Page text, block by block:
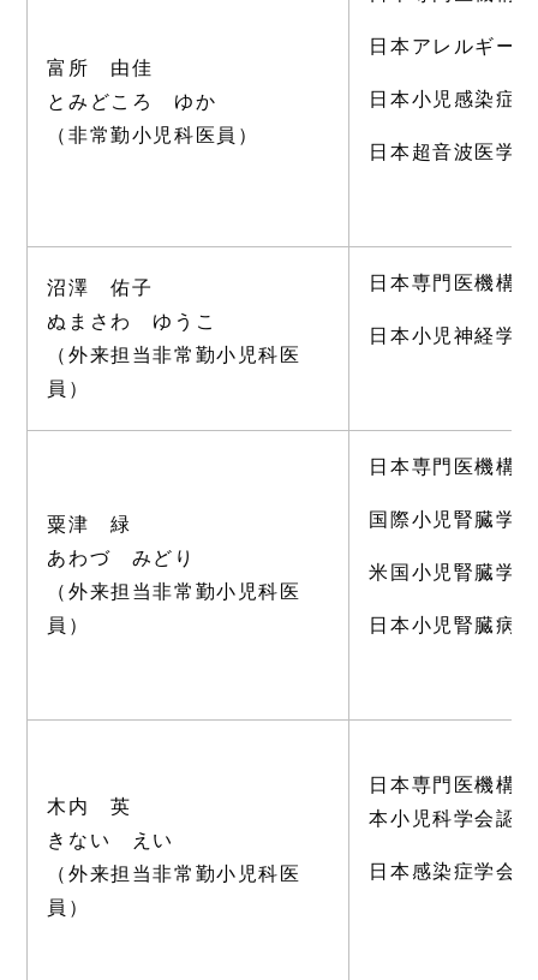
富所 由佳
とみどころ ゆか
（非常勤小児科医員）
日本アレルギー
日本小児感染症
日本超音波医学
沼澤 佑子
ぬまさわ ゆうこ
（外来担当非常勤小児科医
員）
日本専門医機構
日本小児神経学
粟津 緑
あわづ みどり
（外来担当非常勤小児科医
員）
日本専門医機構
国際小児腎臓学
米国小児腎臓学
日本小児腎臓病
木内 英
きない えい
（外来担当非常勤小児科医
員）
日本専門医機構
本小児科学会認
日本感染症学会